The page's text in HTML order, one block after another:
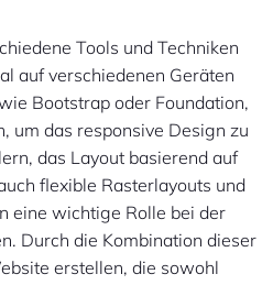
Tools und Techniken
auf verschiedenen Geräten
Bootstrap oder Foundation,
um das responsive Design zu
das Layout basierend auf
flexible Rasterlayouts und
eine wichtige Rolle bei der
Durch die Kombination dieser
erstellen, die sowohl